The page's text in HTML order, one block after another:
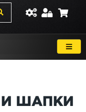
И ШАПКИ